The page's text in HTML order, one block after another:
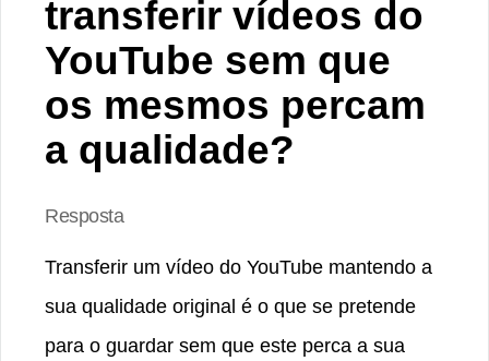
transferir vídeos do
YouTube sem que
os mesmos percam
a qualidade?
Resposta
Transferir um vídeo do YouTube mantendo a
sua qualidade original é o que se pretende
para o guardar sem que este perca a sua